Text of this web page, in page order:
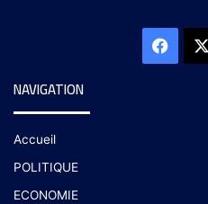
NAVIGATION
Accueil
POLITIQUE
ECONOMIE